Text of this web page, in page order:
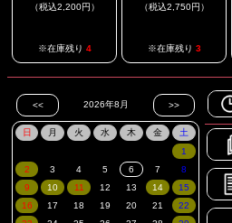
（税込2,200円）
※在庫残り 4
（税込2,750円）
※在庫残り 3